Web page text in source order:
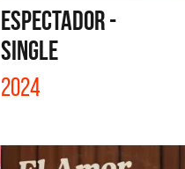
ESPECTADOR -
SINGLE
2024